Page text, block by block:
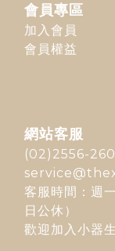
會員專區
加入會員
會員權益
網站客服
(02)2556-
客服時間：週
日公休）
歡迎加入 小器